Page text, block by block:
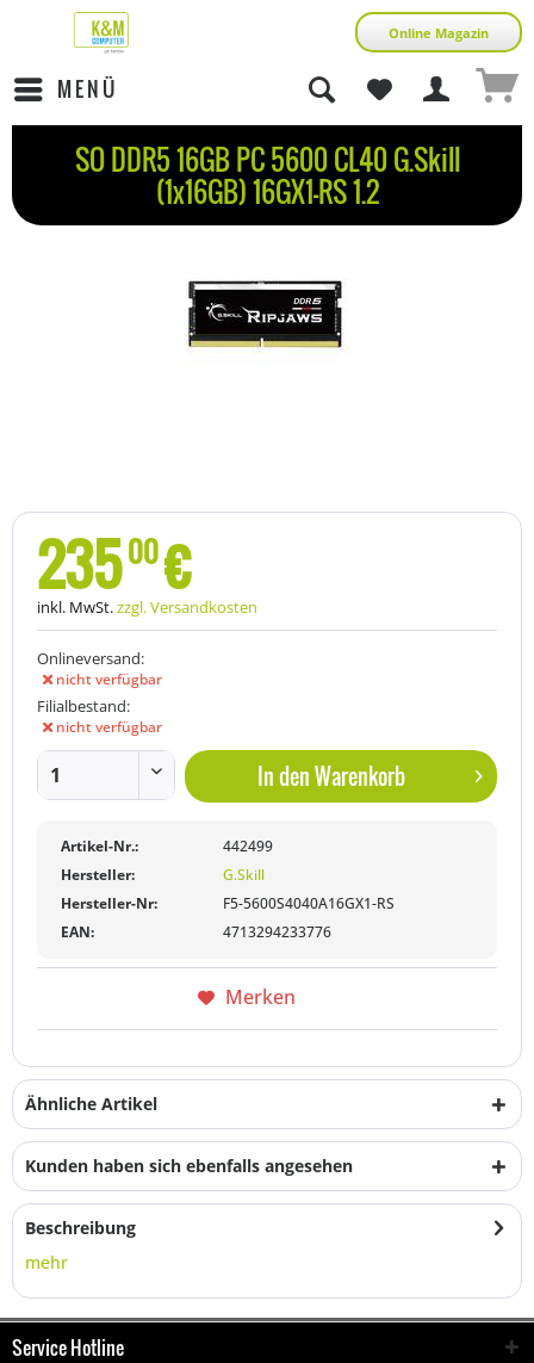
Online Magazin
MENÜ
SO DDR5 16GB PC 5600 CL40 G.Skill
(1x16GB) 16GX1-RS 1.2
23500€
inkl. MwSt.zzgl. Versandkosten
Onlineversand:
nicht verfügbar
Filialbestand:
nicht verfügbar
In denWarenkorb
Artikel-Nr.:
442499
Hersteller:
G.Skill
Hersteller-Nr:
F5-5600S4040A16GX1-RS
EAN:
4713294233776
Merken
Ähnliche Artikel
Kunden haben sich ebenfalls angesehen
Beschreibung
mehr
Service Hotline